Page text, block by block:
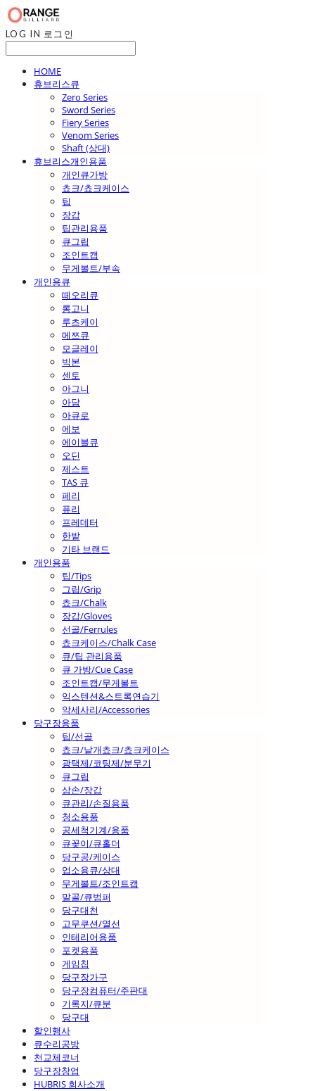
LOG IN 로그인
HOME
휴브리스큐
Zero Series
Sword Series
Fiery Series
Venom Series
Shaft (상대)
휴브리스개인용품
개인큐가방
쵸크/쵸크케이스
팁
장갑
팁관리용품
큐그립
조인트캡
무게볼트/부속
개인용큐
떼오리큐
롱고니
루츠케이
메쯔큐
모글레이
빅본
센토
아그니
아담
아큐로
에보
에이블큐
오딘
제스트
TAS 큐
페리
퓨리
프레데터
한밭
기타 브랜드
개인용품
팁/Tips
그립/Grip
쵸크/Chalk
장갑/Gloves
선골/Ferrules
쵸크케이스/Chalk Case
큐/팁 관리용품
큐 가방/Cue Case
조인트캡/무게볼트
익스텐션&스트록연습기
악세사리/Accessories
당구장용품
팁/선골
쵸크/낱개쵸크/쵸크케이스
광택제/코팅제/분무기
큐그립
삼손/장갑
큐관리/손질용품
청소용품
공세척기계/용품
큐꽂이/큐홀더
당구공/케이스
업소용큐/상대
무게볼트/조인트캡
말골/큐범퍼
당구대천
고무쿠션/열선
인테리어용품
포켓용품
게임칩
당구장가구
당구장컴퓨터/주판대
기록지/큐분
당구대
할인행사
큐수리공방
천교체코너
당구장창업
HUBRIS 회사소개